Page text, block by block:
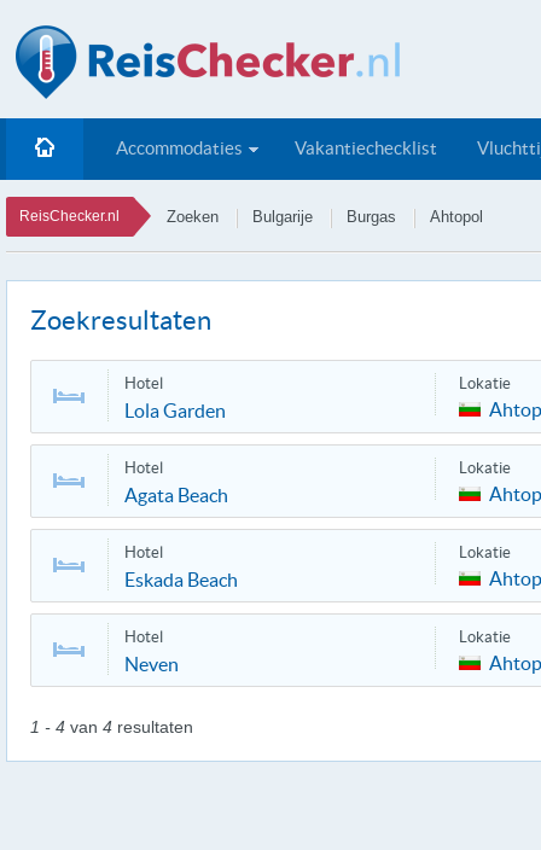
Accommodaties Vakantiechecklist
ReisChecker.nl Zoeken Bulgarije Burgas Ahtopol
Zoekresultaten
Hotel
Lola Garden
Lokatie
Hotel
Agata Beach
Lokatie
Hotel
Eskada Beach
Lokatie
Hotel
Neven
Lokatie
1 - 4 van 4 resultaten